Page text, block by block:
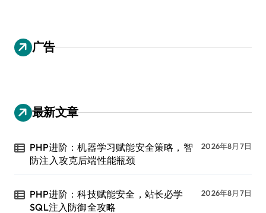
广告
最新文章
PHP进阶：机器学习赋能安全策略，智
防注入攻克后端性能瓶颈
2026年8月7日
PHP进阶：科技赋能安全，站长必学
SQL注入防御全攻略
2026年8月7日